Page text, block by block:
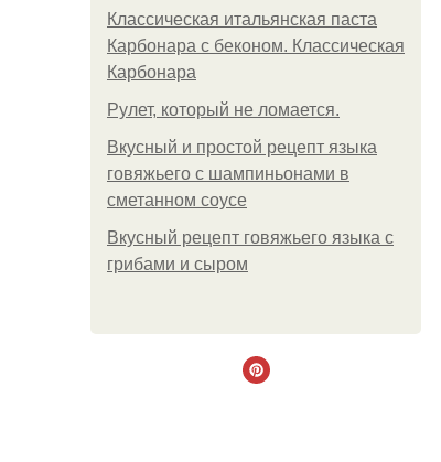
Классическая итальянская паста
Карбонара с беконом. Классическая
Карбонара
Рулет, который не ломается.
Вкусный и простой рецепт языка
говяжьего с шампиньонами в
сметанном соусе
Вкусный рецепт говяжьего языка с
грибами и сыром